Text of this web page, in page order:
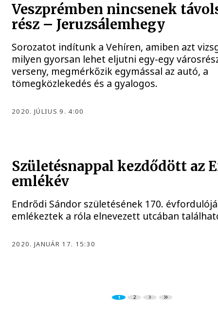
Veszprémben nincsenek
rész – Jeruzsálemhegy
Sorozatot indítunk a Vehíren, amiben azt
milyen gyorsan lehet eljutni egy-egy
verseny, megmérkőzik egymással az autó, a
tömegközlekedés és a gyalogos.
2020. JÚLIUS 9. 4:00
Születésnappal kezdődött az
emlékév
Endrődi Sándor születésének 170.
emlékeztek a róla elnevezett utcában
2020. JANUÁR 17. 15:30
1 2